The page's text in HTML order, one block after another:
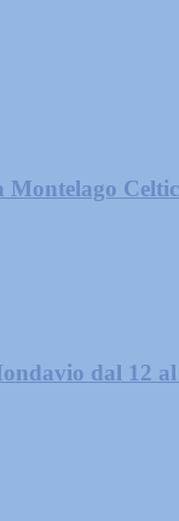
Celtic
dal 12 al